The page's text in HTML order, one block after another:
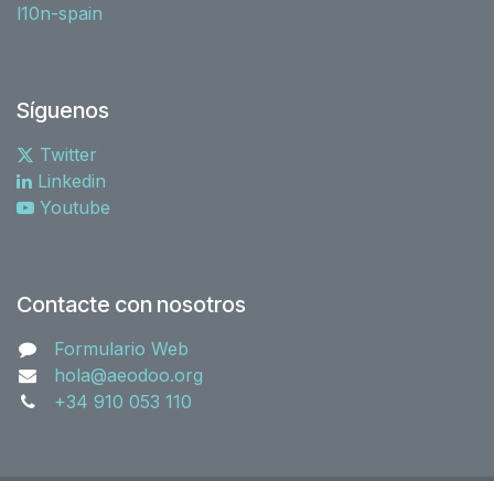
l10n-spain
Síguenos
Twitter
Linkedin
Youtube
Contacte con nosotros
Formulario Web
hola@aeodoo.org
+34 910 053 110